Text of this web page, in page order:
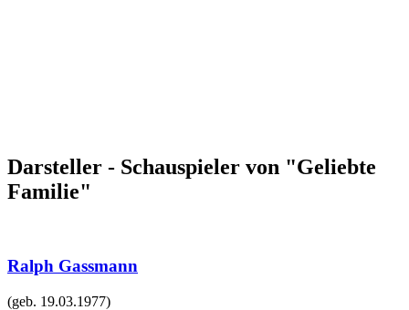
Darsteller - Schauspieler von "Geliebte
Familie"
Ralph Gassmann
(geb. 19.03.1977)